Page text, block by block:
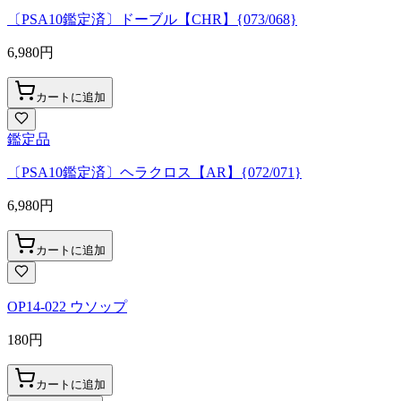
〔PSA10鑑定済〕ドーブル【CHR】{073/068}
6,980円
カートに追加
鑑定品
〔PSA10鑑定済〕ヘラクロス【AR】{072/071}
6,980円
カートに追加
OP14-022 ウソップ
180円
カートに追加